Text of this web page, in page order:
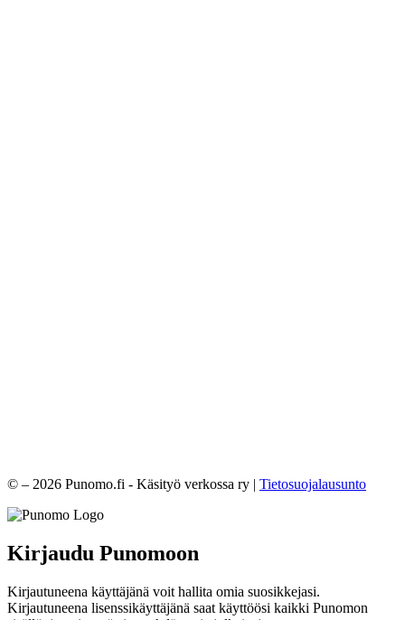
© – 2026 Punomo.fi - Käsityö verkossa ry | Tietosuojalausunto
Kirjaudu Punomoon
Kirjautuneena käyttäjänä voit hallita omia suosikkejasi.
Kirjautuneena lisenssikäyttäjänä saat käyttöösi kaikki Punomon